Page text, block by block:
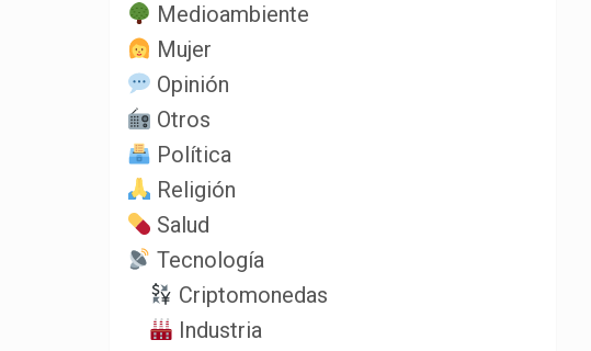
Medioambiente
Mujer
Opinión
Otros
Política
Religión
Salud
Tecnología
Criptomonedas
Industria